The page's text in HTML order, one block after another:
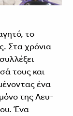
το
Στα χρόνια
τους και
ένα
της Λευ­
Ένα